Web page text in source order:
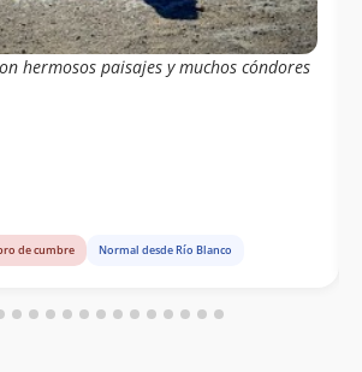
Swain
Varela
hermosos paisajes y muchos cóndores
de cumbre Normal desde Río Blanco